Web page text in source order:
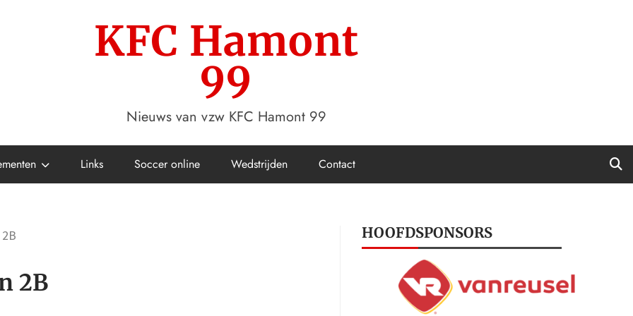
KFC Hamont
99
Nieuws van vzw KFC Hamont 99
Links Soccer online Wedstrijden Contact
2B
HOOFDSPONSORS